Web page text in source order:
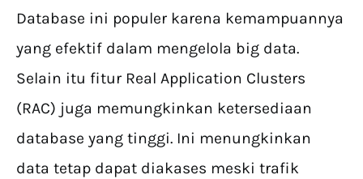
Database ini populer karena kemampuannya
yang efektif dalam mengelola big data.
Selain itu fitur Real Application Clusters
(RAC) juga memungkinkan ketersediaan
database yang tinggi. Ini menungkinkan
data tetap dapat diakases meski trafik